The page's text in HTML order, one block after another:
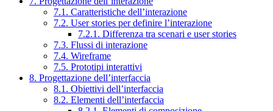
7.1. Caratteristiche dell’interazione
7.2. User stories per definire l’interazione
7.2.1. Differenza tra scenari e user stories
7.3. Flussi di interazione
7.4. Wireframe
7.5. Prototipi interattivi
8. Progettazione dell’interfaccia
8.1. Obiettivi dell’interfaccia
8.2. Elementi dell’interfaccia